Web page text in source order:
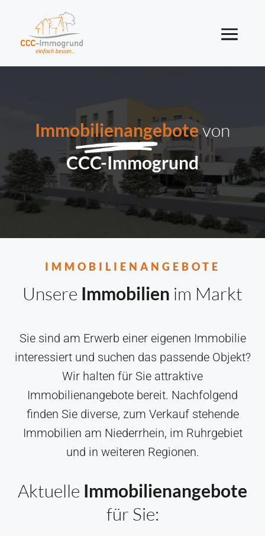
Immobilienangebotevon
CCC-Immogrund
IMMOBILIENANGEBOTE
Unsere Immobilien im Markt
Sie sind am Erwerb einer eigenen Immobilie
interessiert und suchen das passende Objekt?
Wir halten für Sie attraktive
Immobilienangebote bereit. Nachfolgend
finden Sie diverse, zum Verkauf stehende
Immobilien am Niederrhein, im Ruhrgebiet
und in weiteren Regionen.
Aktuelle Immobilienangebote
für Sie: